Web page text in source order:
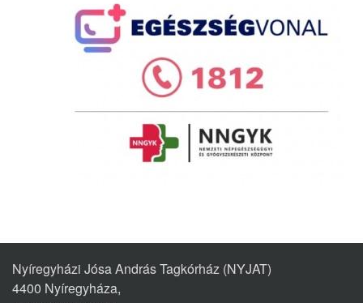
Nyíregyházi Jósa András Tagkórház (NYJAT)
4400 Nyíregyháza,